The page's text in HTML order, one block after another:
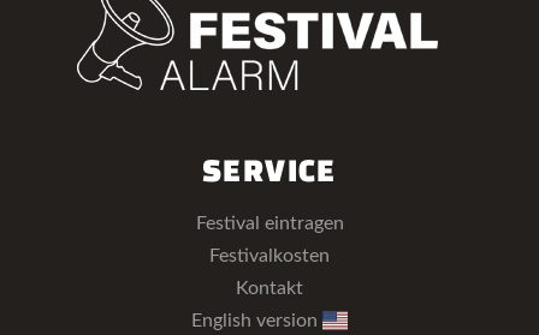
SERVICE
Festival eintragen
Festivalkosten
Kontakt
English version